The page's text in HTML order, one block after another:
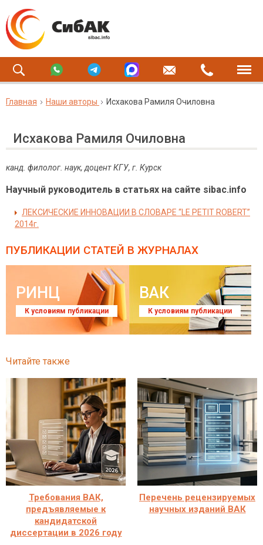
Главная Наши авторы Исхакова Рамиля Очиловна
Исхакова Рамиля Очиловна
канд. филолог. наук, доцент КГУ, г. Курск
Научный руководитель в статьях на сайте sibac.info
ЛЕКСИЧЕСКИЕ ИННОВАЦИИ В СЛОВАРЕ “LE PETIT ROBERT”
2014г.
ПУБЛИКАЦИИ СТАТЕЙ В ЖУРНАЛАХ
РИНЦ
К условиям публикации
ВАК
К условиям публикации
Читайте также
Требования ВАК,
предъявляемые к
кандидатской
диссертации в 2026 году
Перечень рецензируемых
научных изданий ВАК